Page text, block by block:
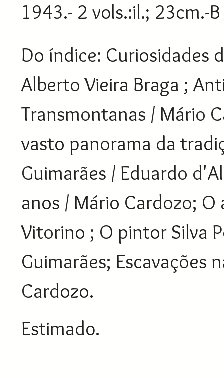
1943.- 2 vols.:il.; 23cm.-B
Do índice: Curiosidades
Alberto Vieira Braga ;
Transmontanas / Mário
vasto panorama da
Guimarães / Eduardo
anos / Mário Cardozo;
Vitorino ; O pintor Silva
Guimarães; Escavações
Cardozo.
Estimado.